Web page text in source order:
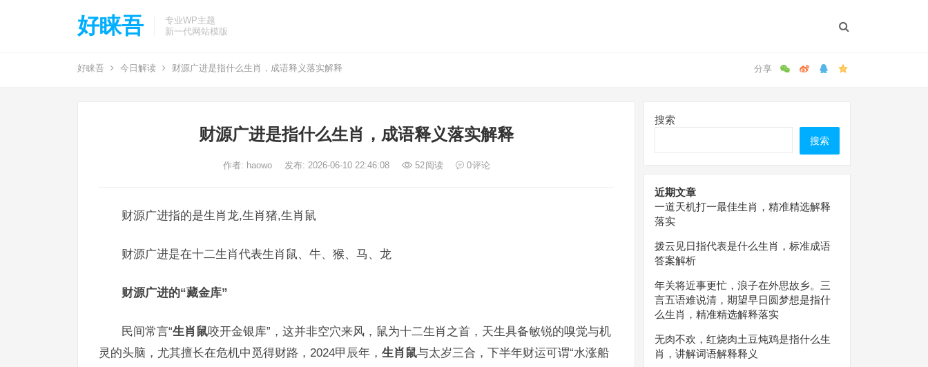
好睐吾
专业WP主题
新一代网站模版
好睐吾 今日解读 财源广进是指什么生肖，成语释义落实解释
财源广进是指什么生肖，成语释义落实解释
作者: haowo 发布: 2026-06-10 22:46:08 52阅读 0评论
财源广进指的是生肖龙,生肖猪,生肖鼠
财源广进是在十二生肖代表生肖鼠、牛、猴、马、龙
财源广进的“藏金库”
民间常言“生肖鼠咬开金银库”，这并非空穴来风，鼠为十二生肖之首，天生具备敏锐的嗅觉与机
灵的头脑，尤其擅长在危机中觅得财路，2024甲辰年， 生肖鼠与太岁三合，下半年财运可谓“水涨船
搜索
搜索
近期文章
一道天机打一最佳生肖，精准精选解释
落实
拨云见日指代表是什么生肖，标准成语
答案解析
年关将近事更忙，浪子在外思故乡。三
言五语难说清，期望早日圆梦想是指什
么生肖，精准精选解释落实
无肉不欢，红烧肉土豆炖鸡是指什么生
肖，讲解词语解释释义